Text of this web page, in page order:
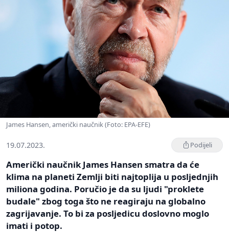
James Hansen, američki naučnik (Foto: EPA-EFE)
19.07.2023. Podijeli
Američki naučnik James Hansen smatra da će
klima na planeti Zemlji biti najtoplija u posljednjih
miliona godina. Poručio je da su ljudi "proklete
budale" zbog toga što ne reagiraju na globalno
zagrijavanje. To bi za posljedicu doslovno moglo
imati i potop.